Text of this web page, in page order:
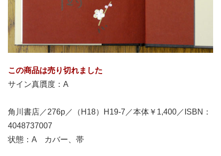
この商品は売り切れました
サイン真贋度：A
角川書店／276p／（H18）H19-7／本体￥1,400／ISBN：
4048737007
状態：A カバー、帯